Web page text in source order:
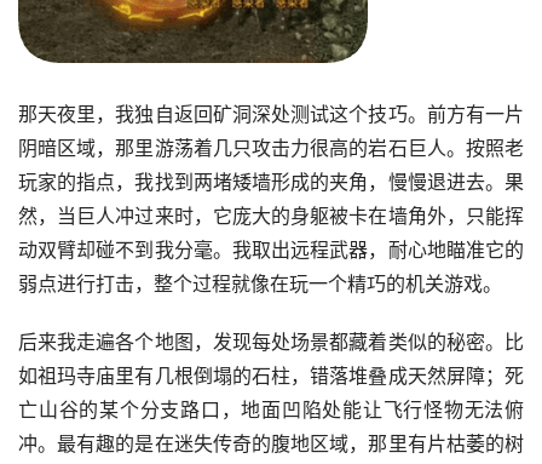
那天夜里，我独自返回矿洞深处测试这个技巧。前方有一片
阴暗区域，那里游荡着几只攻击力很高的岩石巨人。按照老
玩家的指点，我找到两堵矮墙形成的夹角，慢慢退进去。果
然，当巨人冲过来时，它庞大的身躯被卡在墙角外，只能挥
动双臂却碰不到我分毫。我取出远程武器，耐心地瞄准它的
弱点进行打击，整个过程就像在玩一个精巧的机关游戏。
后来我走遍各个地图，发现每处场景都藏着类似的秘密。比
如祖玛寺庙里有几根倒塌的石柱，错落堆叠成天然屏障；死
亡山谷的某个分支路口，地面凹陷处能让飞行怪物无法俯
冲。最有趣的是在迷失传奇的腹地区域，那里有片枯萎的树